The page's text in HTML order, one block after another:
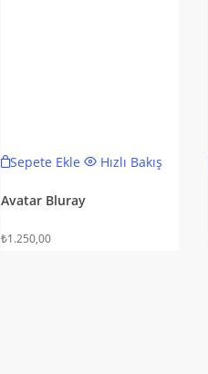
Sepete Ekle Hızlı Bakış
Avatar Bluray
₺1.250,00